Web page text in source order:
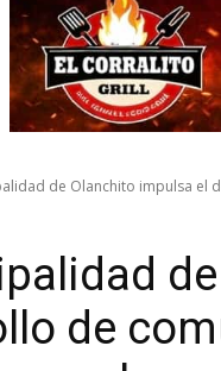
de Olanchito impulsa el
de